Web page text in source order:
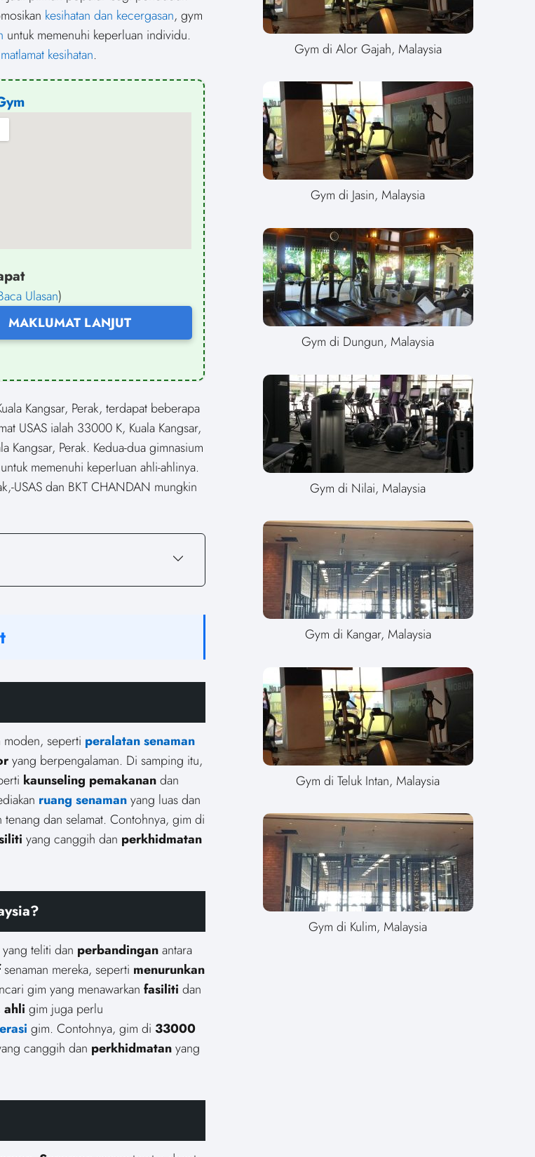
n n
kesihatan dan kecergasan, gym
untuk memenuhi keperluan individu.
kesihatan.
Ulasan)
MAKLUMAT LANJUT
Kangsar, Perak, terdapat beberapa
USAS ialah 33000 K, Kuala Kangsar,
Perak. Kedua-dua gimnasium
memenuhi keperluan ahli-ahlinya.
USAS dan BKT CHANDAN mungkin
seperti peralatan senaman
yang berpengalaman. Di samping itu,
kaunseling pemakanandan
ruang senamanyang luas dan
tenang dan selamat. Contohnya, gim di
yang canggih dan perkhidmatan
yang teliti dan perbandinganantara
senaman mereka, seperti menurunkan
gim yang menawarkan fasiliti dan
ahli gim juga perlu
gim. Contohnya, gim di 33000
canggih dan perkhidmatanyang
Gym di Alor Gajah, Malaysia
Gym di Jasin, Malaysia
Gym di Dungun, Malaysia
Gym di Nilai, Malaysia
Gym di Kangar, Malaysia
Gym di Teluk Intan, Malaysia
Gym di Kulim, Malaysia